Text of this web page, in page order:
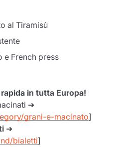
al Tiramisù
e French press
in tutta Europa!
➜
grani-e-macinato]
➜
bialetti]